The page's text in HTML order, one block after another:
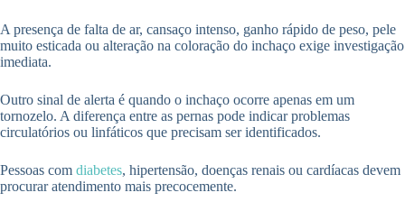
A presença de falta de ar, cansaço intenso, ganho rápido de peso, pele
muito esticada ou alteração na coloração do inchaço exige investigação
imediata.
Outro sinal de alerta é quando o inchaço ocorre apenas em um
tornozelo. A diferença entre as pernas pode indicar problemas
circulatórios ou linfáticos que precisam ser identificados.
Pessoas com diabetes, hipertensão, doenças renais ou cardíacas devem
procurar atendimento mais precocemente.